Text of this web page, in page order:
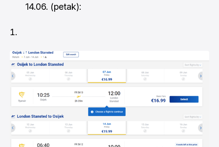
14.06. (petak):